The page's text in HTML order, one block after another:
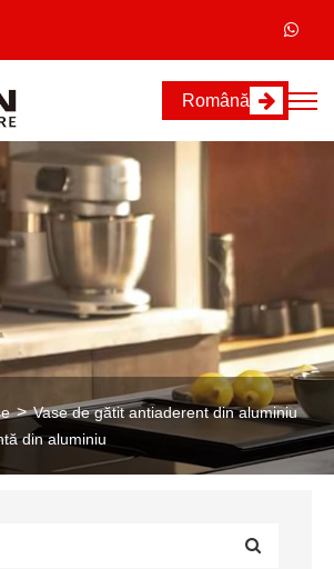
Română
Vase de gătit antiaderent din aluminiu
din aluminiu